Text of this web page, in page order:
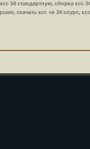
34 стандартную, сборка ксс
скачать ксс +в 34 соурс,